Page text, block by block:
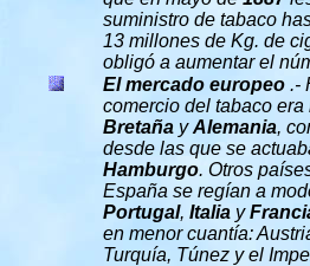
suministro de tabaco
13 millones de Kg. de
obligó a aumentar el
El mercado europeo .-
comercio del tabaco era
Bretaña yAlemania,
desde las que se
Hamburgo. Otros
España se regían a
Portugal, Italia y
en menor cuantía:
Turquía, Túnez y el